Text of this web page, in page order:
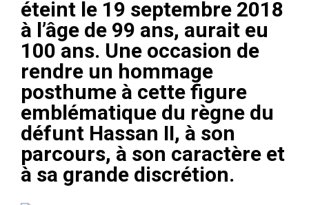
éteint le 19 septembre 2018
à l’âge de 99 ans, aurait eu
100 ans. Une occasion de
rendre un hommage
posthume à cette figure
emblématique du règne du
défunt Hassan II, à son
parcours, à son caractère et
à sa grande discrétion.